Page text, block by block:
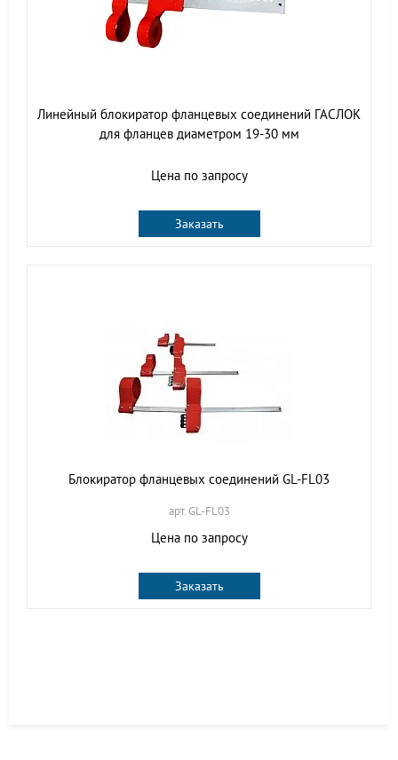
Линейный блокиратор фланцевых соединений ГАСЛОК
для фланцев диаметром 19-30 мм
Цена по запросу
Заказать
Блокиратор фланцевых соединений GL-FL03
арт. GL-FL03
Цена по запросу
Заказать